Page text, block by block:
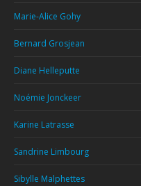
Marie-Alice Gohy
Bernard Grosjean
Diane Helleputte
Noémie Jonckeer
Karine Latrasse
Sandrine Limbourg
Sibylle Malphettes